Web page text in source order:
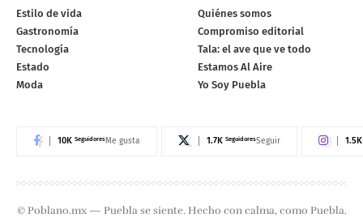
Estilo de vida
Gastronomía
Tecnología
Estado
Moda
Quiénes somos
Compromiso editorial
Tala: el ave que ve todo
Estamos Al Aire
Yo Soy Puebla
10K SeguidoresMe gusta 1.7K SeguidoresSeguir 1.5K
© Poblano.mx — Puebla se siente. Hecho con calma, como Puebla.